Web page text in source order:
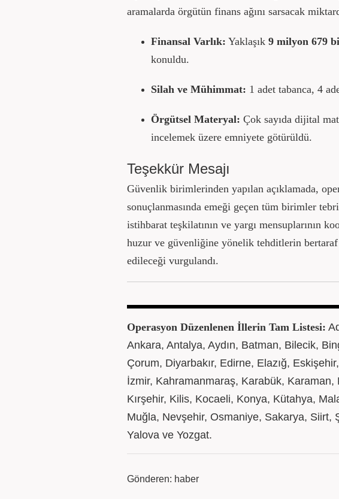
aramalarda örgütün finans ağını sarsacak
Finansal Varlık: Yaklaşık 9 milyon 679
konuldu.
Silah ve Mühimmat: 1 adet tabanca, 4
Örgütsel Materyal: Çok sayıda dijital
incelemek üzere emniyete götürüldü.
Teşekkür Mesajı
Güvenlik birimlerinden yapılan açıklamada,
sonuçlanmasında emeği geçen tüm birimler
istihbarat teşkilatının ve yargı mensuplarının
huzur ve güvenliğine yönelik tehditlerin bertaraf
edileceği vurgulandı.
Operasyon Düzenlenen İllerin Tam Listesi:
Ankara, Antalya, Aydın, Batman, Bilecik,
Çorum, Diyarbakır, Edirne, Elazığ,
İzmir, Kahramanmaraş, Karabük, Karaman,
Kırşehir, Kilis, Kocaeli, Konya, Kütahya,
Muğla, Nevşehir, Osmaniye, Sakarya, Siirt,
Yalova ve Yozgat.
Gönderen: haber